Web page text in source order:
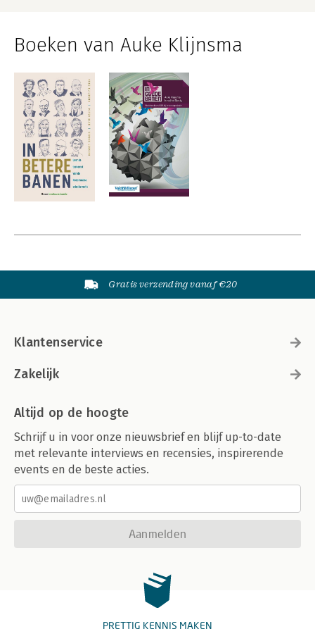
Boeken van Auke Klijnsma
Gratis verzending vanaf €20
Klantenservice
Zakelijk
Altijd op de hoogte
Schrijf u in voor onze nieuwsbrief en blijf up-to-date
met relevante interviews en recensies, inspirerende
events en de beste acties.
Aanmelden
PRETTIG KENNIS MAKEN